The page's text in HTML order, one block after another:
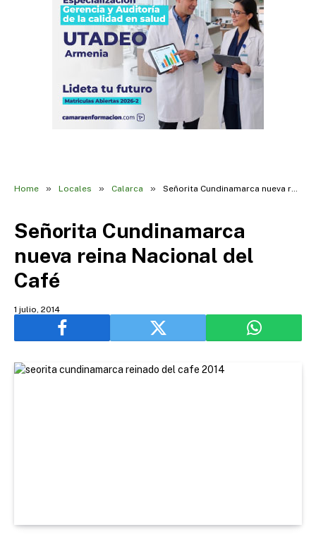
Home » Locales » Calarca » Señorita Cundinamarca nueva reina Nacional del Café
Señorita Cundinamarca
nueva reina Nacional del
Café
1 julio, 2014